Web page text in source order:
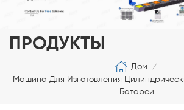
ПРОДУКТЫ
Дом /
Машина Для Изготовления
Батарей